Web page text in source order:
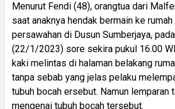
Menurut Fendi (48), orangtua dari
saat anaknya hendak bermain ke
persawahan di Dusun Sumberjaya,
(22/1/2023) sore sekira pukul 16.00
kaki melintas di halaman belakang
tanpa sebab yang jelas pelaku
tubuh bocah ersebut. Namun lemparan
mengenai tubuh bocah tersebut.